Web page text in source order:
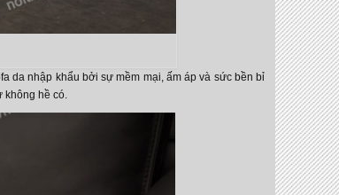
da nhập khẩu bởi sự mềm mại, ấm áp và sức bền bỉ
hề có.